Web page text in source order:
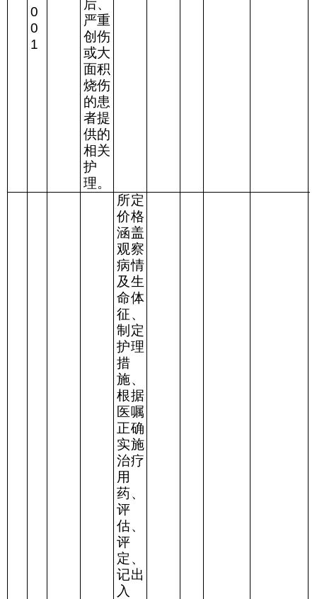
0
0
1
后、
严重
创伤
或大
面积
烧伤
的患
者提
供的
相关
护
理。
所定
价格
涵盖
观察
病情
及生
命体
征、
制定
护理
措
施、
根据
医嘱
正确
实施
治疗
用
药、
评
估、
评
定、
记出
入